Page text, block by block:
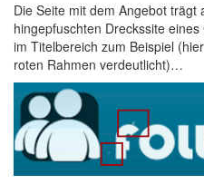
Die Seite mit dem Angebot trägt
hingepfuschten Dreckssite
im Titelbereich zum Beispiel
roten Rahmen verdeutlicht)…